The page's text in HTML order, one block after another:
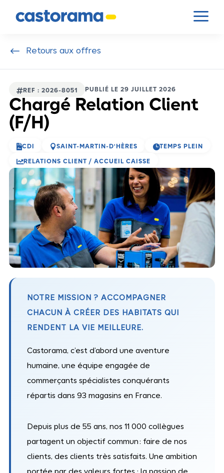
a
# Retours aux offres
REF : 2026-8051 PUBLIÉ LE 29 JUILLET 2026
Chargé Relation Client
(F/H)
CDI SAINT-MARTIN-D'HÈRES TEMPS PLEIN
RELATIONS CLIENT / ACCUEIL CAISSE
NOTRE MISSION ? ACCOMPAGNER
CHACUN À CRÉER DES HABITATS QUI
RENDENT LA VIE MEILLEURE.
Castorama, c’est d’abord une aventure
humaine, une équipe engagée de
commerçants spécialistes conquérants
répartis dans 93 magasins en France.
Depuis plus de 55 ans, nos 11 000 collègues
partagent un objectif commun : faire de nos
clients, des clients très satisfaits. Une ambition